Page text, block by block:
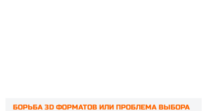
БОРЬБА 3D ФОРМАТОВ ИЛИ ПРОБЛЕМА ВЫБОРА